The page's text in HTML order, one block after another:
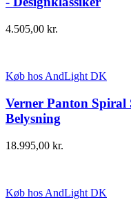
4.505,00 kr.
Køb hos AndLight DK
Verner Panton Spiral
Belysning
18.995,00 kr.
Køb hos AndLight DK